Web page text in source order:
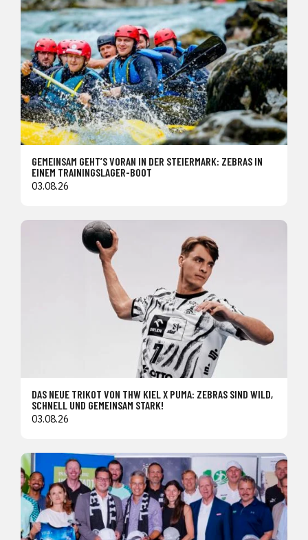
GEMEINSAM GEHT’S VORAN IN DER STEIERMARK: ZEBRAS IN
EINEM TRAININGSLAGER-BOOT
03.08.26
DAS NEUE TRIKOT VON THW KIEL X PUMA: ZEBRAS SIND WILD,
SCHNELL UND GEMEINSAM STARK!
03.08.26